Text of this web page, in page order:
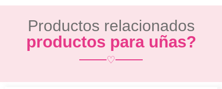
Productos relacionados
productos para uñas?
♡